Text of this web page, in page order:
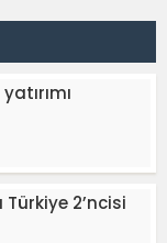
2’ncisi